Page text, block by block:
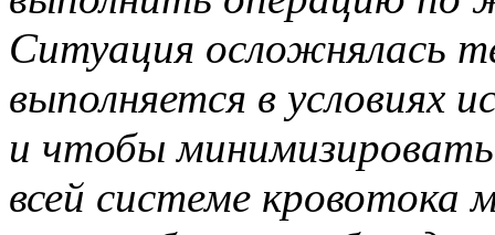
Ситуация осложнялась
выполняется в условиях
и чтобы
всей системе кровотока